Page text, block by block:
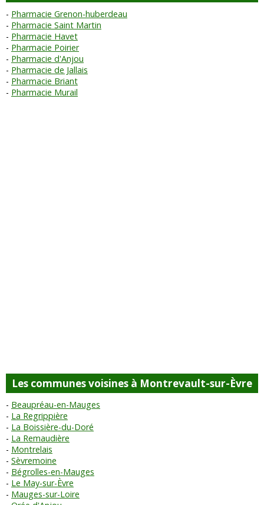
Pharmacie Grenon-huberdeau
Pharmacie Saint Martin
Pharmacie Havet
Pharmacie Poirier
Pharmacie d'Anjou
Pharmacie de Jallais
Pharmacie Briant
Pharmacie Murail
Les communes voisines à Montrevault-sur-Èvre
Beaupréau-en-Mauges
La Regrippière
La Boissière-du-Doré
La Remaudière
Montrelais
Sèvremoine
Bégrolles-en-Mauges
Le May-sur-Èvre
Mauges-sur-Loire